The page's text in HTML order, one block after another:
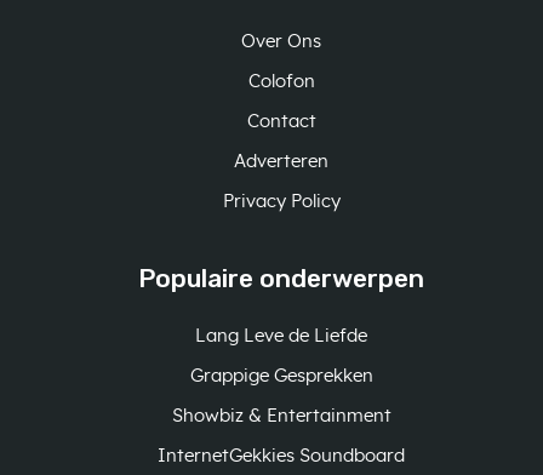
Over Ons
Colofon
Contact
Adverteren
Privacy Policy
Populaire onderwerpen
Lang Leve de Liefde
Grappige Gesprekken
Showbiz & Entertainment
InternetGekkies Soundboard